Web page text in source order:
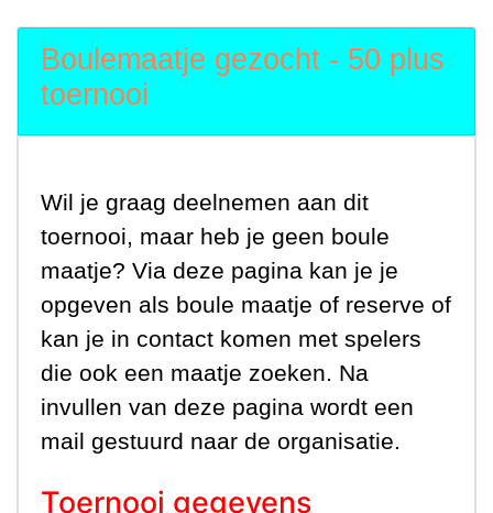
Boulemaatje gezocht - 50 plus
toernooi
Wil je graag deelnemen aan dit
toernooi, maar heb je geen boule
maatje? Via deze pagina kan je je
opgeven als boule maatje of reserve of
kan je in contact komen met spelers
die ook een maatje zoeken. Na
invullen van deze pagina wordt een
mail gestuurd naar de organisatie.
Toernooi gegevens